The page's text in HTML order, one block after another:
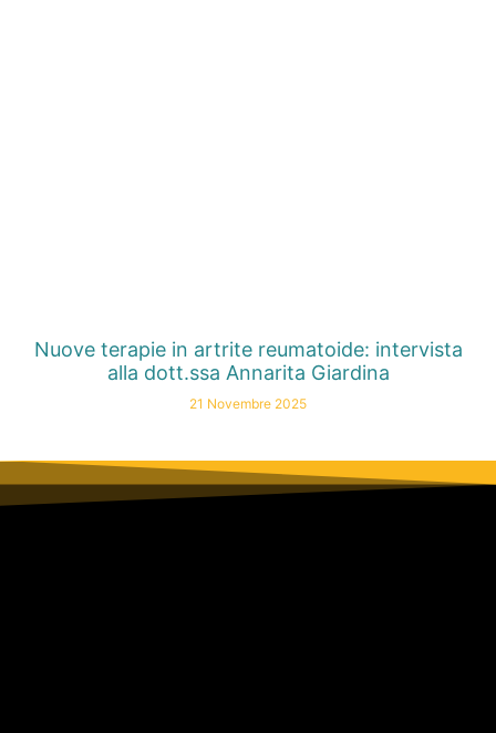
Nuove terapie in artrite reumatoide: intervista
alla dott.ssa Annarita Giardina
21 Novembre 2025